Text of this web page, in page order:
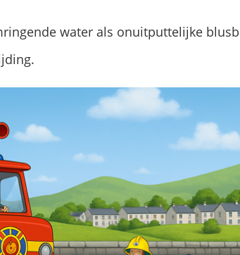
water als onuitputtelijke